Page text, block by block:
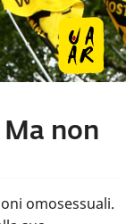
non
omosessuali.